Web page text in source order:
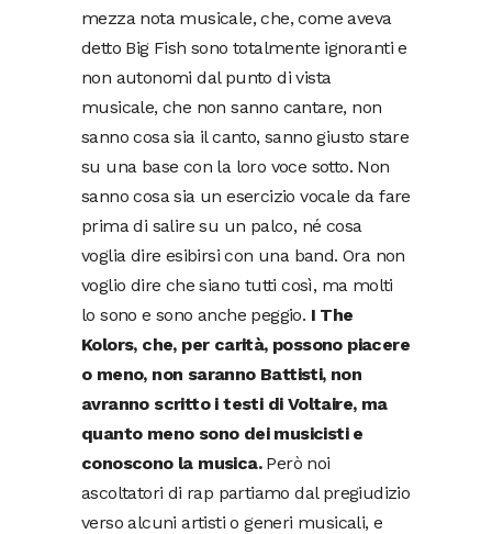
mezza nota musicale, che, come aveva
detto Big Fish sono totalmente ignoranti e
non autonomi dal punto di vista
musicale, che non sanno cantare, non
sanno cosa sia il canto, sanno giusto stare
su una base con la loro voce sotto. Non
sanno cosa sia un esercizio vocale da fare
prima di salire su un palco, né cosa
voglia dire esibirsi con una band. Ora non
voglio dire che siano tutti così, ma molti
lo sono e sono anche peggio. I The
Kolors, che, per carità, possono piacere
o meno, non saranno Battisti, non
avranno scritto i testi di Voltaire, ma
quanto meno sono dei musicisti e
conoscono la musica.Però noi
ascoltatori di rap partiamo dal pregiudizio
verso alcuni artisti o generi musicali, e